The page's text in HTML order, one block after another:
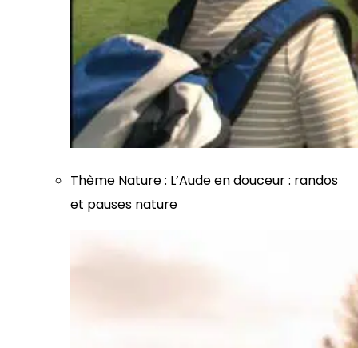
Thème Nature: L’Aude en douceur : randos
et pauses nature